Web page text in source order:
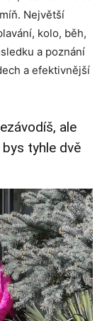
Největší
kolo, běh,
a poznání
a efektivnější
ale
tyhle dvě